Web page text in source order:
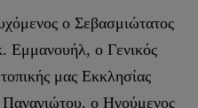
ο Σεβασμιώτατος
Εμμανουήλ, ο Γενικός
μας Εκκλησίας
ο Ηγούμενος